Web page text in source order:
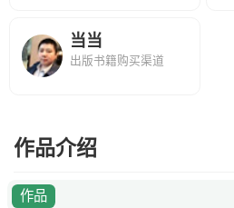
当当
出版书籍购买渠道
作品介绍
作品